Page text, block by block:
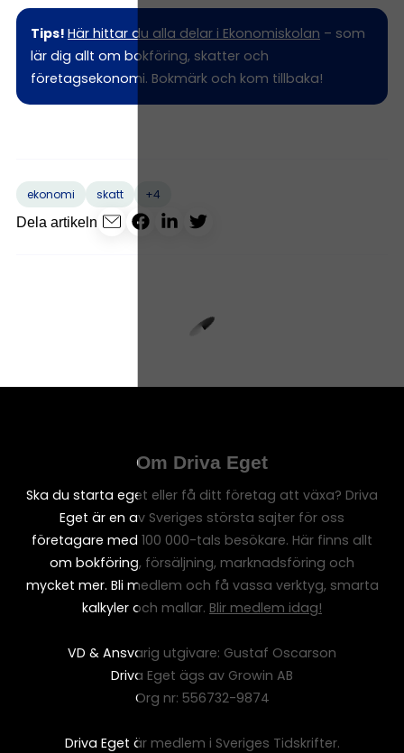
Tips! Här hittar du alla delar i Ekonomiskolan – som
lär dig allt om bokföring, skatter och
företagsekonomi. Bokmärk och kom tillbaka!
ekonomi skatt
+4
Dela artikeln
Om Driva Eget
Ska du starta eget eller få ditt företag att växa? Driva
Eget är en av Sveriges största sajter för oss
företagare med 100 000-tals besökare. Här finns allt
om bokföring, försäljning, marknadsföring och
mycket mer. Bli medlem och få vassa verktyg, smarta
kalkyler och mallar. Blir medlem idag!
VD & Ansvarig utgivare: Gustaf Oscarson
Driva Eget ägs av Growin AB
Org nr: 556732-9874
Driva Eget är medlem i Sveriges Tidskrifter.